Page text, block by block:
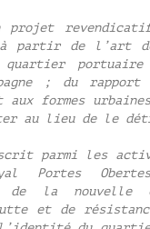
projet
à partir de l’art
portuaire
; du
formes
au lieu de le
parmi les
Portes
de la
et de